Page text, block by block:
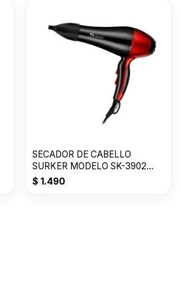
SECADOR DE CABELLO
SURKER MODELO SK-3902
2000W POWER
$ 1.490